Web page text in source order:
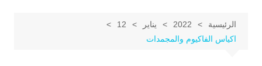
الرئيسية 2022 يناير
12
اكياس الفاكيوم والمجمدات